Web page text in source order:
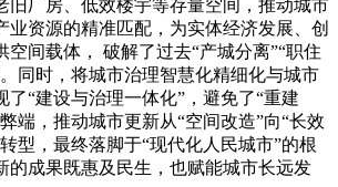
旧厂房、低效楼宇等存量空间，推动城市
业资源的精准匹配，为实体经济发展、创
空间载体， 破解了过去“产城分离”“职住
同时，将城市治理智慧化精细化与城市
了“建设与治理一体化”，避免了“重建
端，推动城市更新从“空间改造”向“长效
型，最终落脚于“现代化人民城市”的根
的成果既惠及民生，也赋能城市长远发